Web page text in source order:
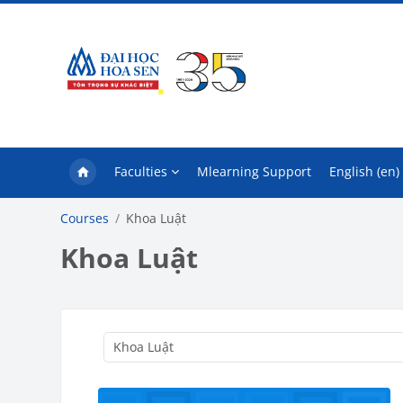
Faculties Mlearning Support English ‎(en)‎
Courses Khoa Luật
Khoa Luật